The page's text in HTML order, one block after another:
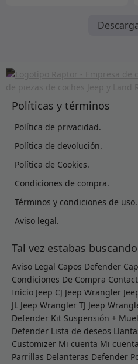
Políticas y términos
Política de privacidad.
Política de devolución.
Política de Cookies.
Condiciones de compra.
Términos y condiciones de uso.
Aviso legal.
Tal vez estabas buscando
Aviso Legal Capos Defender
Condiciones De Compra
Inicio Jeep CJ Jeep Wrangler
JL Jeep Wrangler TJ Jeep
Defender Kit Suspensión +
Defender Lista de deseos
Customizer Mi cuenta Mi cuenta
Parrillas Delanteras Defender